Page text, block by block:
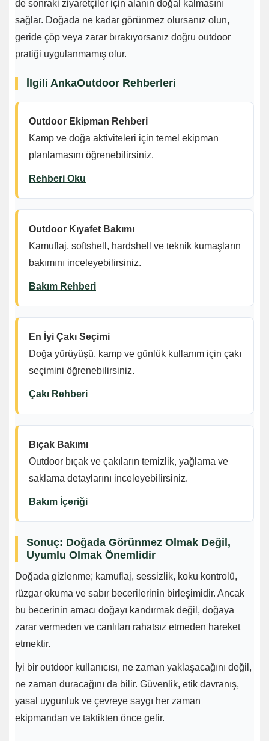
de sonraki ziyaretçiler için alanın doğal kalmasını
sağlar. Doğada ne kadar görünmez olursanız olun,
geride çöp veya zarar bırakıyorsanız doğru outdoor
pratiği uygulanmamış olur.
İlgili AnkaOutdoor Rehberleri
Outdoor Ekipman Rehberi
Kamp ve doğa aktiviteleri için temel ekipman
planlamasını öğrenebilirsiniz.
Rehberi Oku
Outdoor Kıyafet Bakımı
Kamuflaj, softshell, hardshell ve teknik kumaşların
bakımını inceleyebilirsiniz.
Bakım Rehberi
En İyi Çakı Seçimi
Doğa yürüyüşü, kamp ve günlük kullanım için çakı
seçimini öğrenebilirsiniz.
Çakı Rehberi
Bıçak Bakımı
Outdoor bıçak ve çakıların temizlik, yağlama ve
saklama detaylarını inceleyebilirsiniz.
Bakım İçeriği
Sonuç: Doğada Görünmez Olmak Değil,
Uyumlu Olmak Önemlidir
Doğada gizlenme; kamuflaj, sessizlik, koku kontrolü,
rüzgar okuma ve sabır becerilerinin birleşimidir. Ancak
bu becerinin amacı doğayı kandırmak değil, doğaya
zarar vermeden ve canlıları rahatsız etmeden hareket
etmektir.
İyi bir outdoor kullanıcısı, ne zaman yaklaşacağını değil,
ne zaman duracağını da bilir. Güvenlik, etik davranış,
yasal uygunluk ve çevreye saygı her zaman
ekipmandan ve taktikten önce gelir.